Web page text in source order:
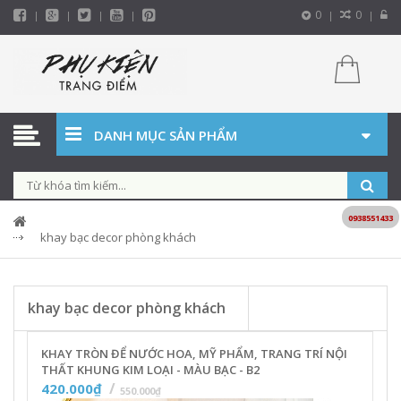
0 0
DANH MỤC SẢN PHẨM
khay bạc decor phòng khách
khay bạc decor phòng khách
KHAY TRÒN ĐỂ NƯỚC HOA, MỸ PHẨM, TRANG TRÍ NỘI
THẤT KHUNG KIM LOẠI - MÀU BẠC - B2
420.000₫ 550.000₫
0938551433